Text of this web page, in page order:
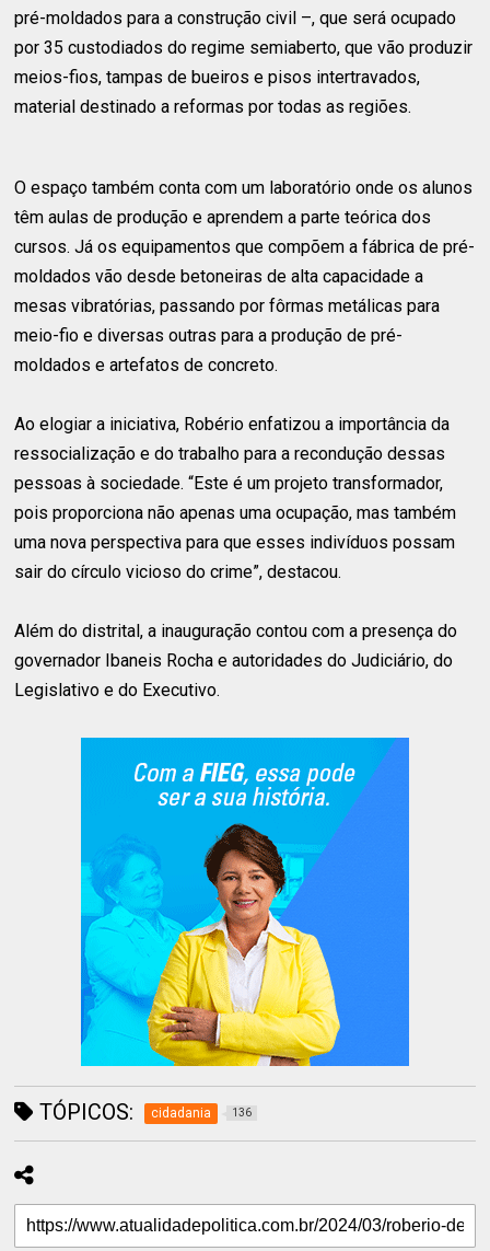
pré-moldados para a construção civil –, que será ocupado
por 35 custodiados do regime semiaberto, que vão produzir
meios-fios, tampas de bueiros e pisos intertravados,
material destinado a reformas por todas as regiões.
O espaço também conta com um laboratório onde os alunos
têm aulas de produção e aprendem a parte teórica dos
cursos. Já os equipamentos que compõem a fábrica de pré-
moldados vão desde betoneiras de alta capacidade a
mesas vibratórias, passando por fôrmas metálicas para
meio-fio e diversas outras para a produção de pré-
moldados e artefatos de concreto.
Ao elogiar a iniciativa, Robério enfatizou a importância da
ressocialização e do trabalho para a recondução dessas
pessoas à sociedade. “Este é um projeto transformador,
pois proporciona não apenas uma ocupação, mas também
uma nova perspectiva para que esses indivíduos possam
sair do círculo vicioso do crime”, destacou.
Além do distrital, a inauguração contou com a presença do
governador Ibaneis Rocha e autoridades do Judiciário, do
Legislativo e do Executivo.
TÓPICOS: cidadania 136